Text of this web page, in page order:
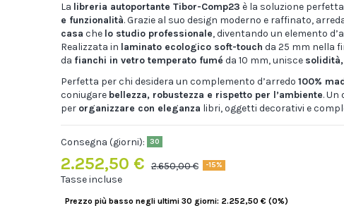
La libreria autoportante Tibor-Comp23 è la soluzione
e funzionalità. Grazie al suo design moderno e raffinato,
casa che lo studio professionale, diventando un elemento
Realizzata in laminato ecologico soft-touch da 25 mm nella
da fianchi in vetro temperato fumé da 10 mm, unisce
Perfetta per chi desidera un complemento d’arredo 100%
coniugare bellezza, robustezza e rispetto per l’ambiente.
per organizzare con eleganza libri, oggetti decorativi e
Consegna (giorni): 30
2.252,50 € 2.650,00 € -15%
Tasse incluse
Prezzo più basso negli ultimi 30 giorni: 2.252,50 € (0%)